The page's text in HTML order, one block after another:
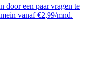
door een paar vragen te
vanaf €2,99/mnd.